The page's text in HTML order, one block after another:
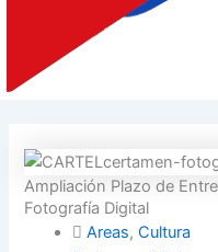
Ampliación Plazo de
Fotografía Digital
Areas,Cultura